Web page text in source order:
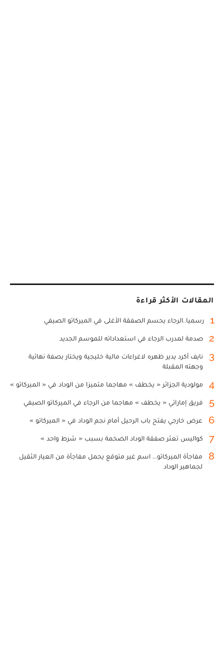
المقالات الأكثر قراءة
1 رسميا..الرجاء يحسم الصفقة الأغلى في الميركاتو الصيفي
2 صدمة لمدرب الرجاء في استعداداته للموسم الجديد
3
نايف أكرد يدير ظهره لاغراءات مالية خليجية ويختار بصفة نهائية
وجهته المقبلة
4 مولودية الجزائر « يخطف » مهاجما متميزا من الوداد في « الميركاتو »
5 فريق إماراتي « يخطف » مهاجما من الرجاء في الميركاتو الصيفي
6 عرض خارجي يفتح باب الرحيل أمام نجم الوداد في « الميركاتو »
7 كواليس تعثر صفقة الوداد الضخمة بسبب « شرط واحد »
8
مفاجأة الميركاتو... اسم غير متوقع يحمل مفاجأة من العيار الثقيل
لجماهير الوداد